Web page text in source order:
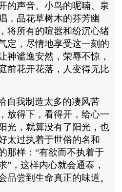
的声音、小鸟的呢喃、泉
，品花草树木的芬芳幽
将所有的喧嚣和纷沉心绪
定，尽情地享受这一刻的
神谧逸安然，荣辱不惊，
前花开花落，人变得无比
自我制造太多的凄风苦
放得下，看得开，给心一
光，就算没有了阳光，也
太过执着于世俗的名和
那样：“有欲而不执着于
”，这样内心就会通泰，
品尝到生命真正的味道。